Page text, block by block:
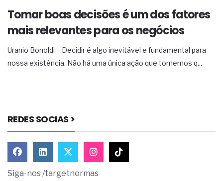
Tomar boas decisões é um dos fatores
mais relevantes para os negócios
Uranio Bonoldi – Decidir é algo inevitável e fundamental para
nossa existência. Não há uma única ação que tomemos q...
REDES SOCIAS >
Siga-nos /targetnormas